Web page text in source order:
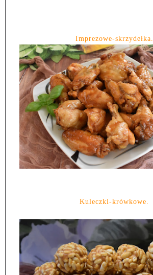
Imprezowe-skrzydełka.
Kuleczki-krówkowe.